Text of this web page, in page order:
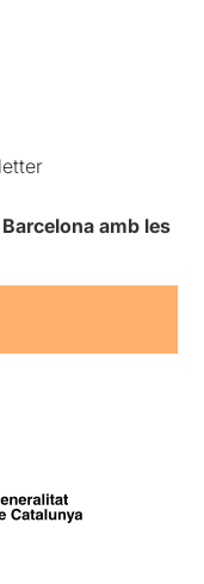
amb les